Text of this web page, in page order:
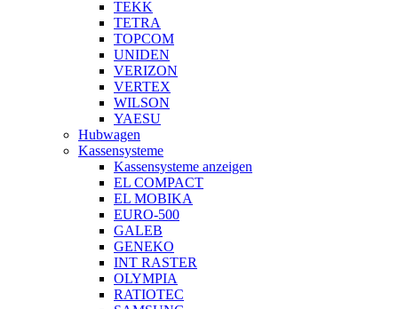
TEKK
TETRA
TOPCOM
UNIDEN
VERIZON
VERTEX
WILSON
YAESU
Hubwagen
Kassensysteme
Kassensysteme anzeigen
EL COMPACT
EL MOBIKA
EURO-500
GALEB
GENEKO
INT RASTER
OLYMPIA
RATIOTEC